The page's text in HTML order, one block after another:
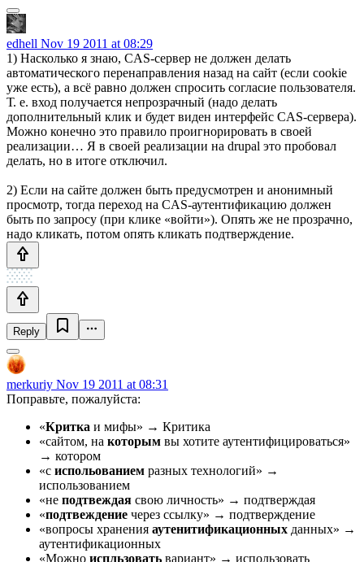
edhell Nov 19 2011 at 08:29
1) Насколько я знаю, CAS-сервер не должен делать
автоматического перенаправления назад на сайт (если cookie
уже есть), а всё равно должен спросить согласие пользователя.
Т. е. вход получается непрозрачный (надо делать
дополнительный клик и будет виден интерфейс CAS-сервера).
Можно конечно это правило проигнорировать в своей
реализации… Я в своей реализации на drupal это пробовал
делать, но в итоге отключил.
2) Если на сайте должен быть предусмотрен и анонимный
просмотр, тогда переход на CAS-аутентификацию должен
быть по запросу (при клике «войти»). Опять же не прозрачно,
надо кликать, потом опять кликать подтверждение.
Reply
merkuriy Nov 19 2011 at 08:31
Поправьте, пожалуйста:
«Критка и мифы» → Критика
«cайтом, на которым вы хотите аутентифицироваться»
→ котором
«с испольованием разных технологий» →
использованием
«не подтвеждая свою личность» → подтверждая
«подтвеждение через ссылку» → подтверждение
«вопросы хранения аутенитификационных данных» →
аутентификационных
«Можно испльзовать вариант» → использовать